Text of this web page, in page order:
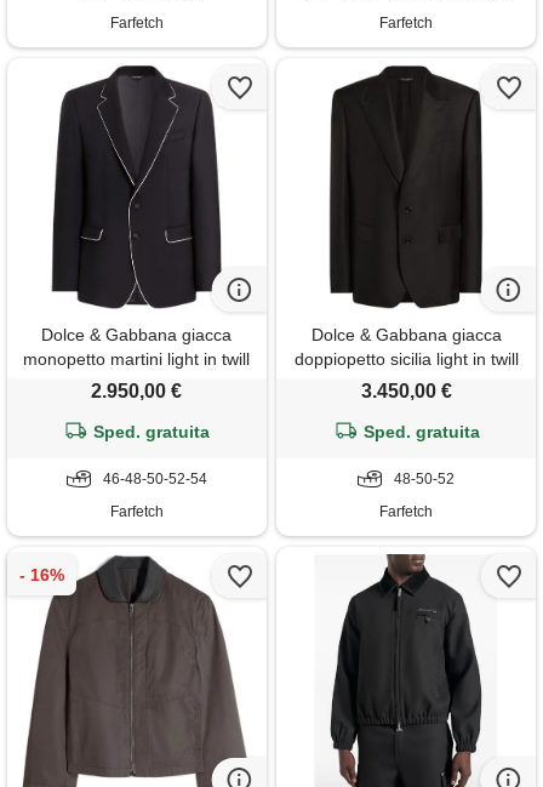
Farfetch
Farfetch
Dolce & Gabbana giacca
monopetto martini light in twill
di lana - blu
2.950,00 €
Sped. gratuita
46-48-50-52-54
Farfetch
Dolce & Gabbana giacca
doppiopetto sicilia light in twill
di seta - nero
3.450,00 €
Sped. gratuita
48-50-52
Farfetch